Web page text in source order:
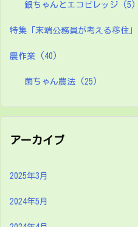
銀ちゃんとエコビレッジ (5)
特集「末端公務員が考える移住」
農作業 (40)
菌ちゃん農法 (25)
アーカイブ
2025年3月
2024年5月